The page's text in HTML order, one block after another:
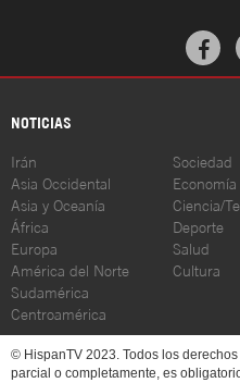
NOTICIAS
Irán
Asia Occidental
Asia y Oceanía
África
Europa
América del Norte
Sudamérica
Centroamérica
Sociedad
Economía
Ciencia/
Deporte
Salud
Cultura
© HispanTV 2023. Todos los
parcial o completamente, es